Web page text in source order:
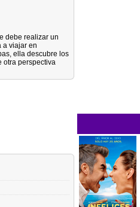
debe realizar un
a viajar en
ella descubre los
otra perspectiva